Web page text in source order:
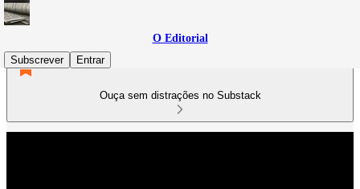
O Editorial
Subscrever
Entrar
Ouça sem distrações no Substack